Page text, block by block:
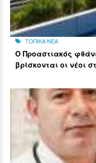
ΤΟΠΙΚΑ ΝΕΑ
Ο Προαστιακός
βρίσκονται οι νέοι